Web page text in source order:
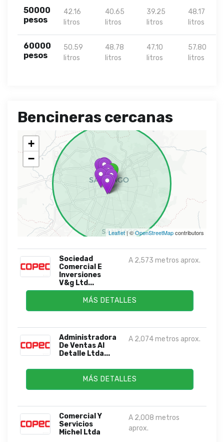
50000
pesos
42.16
litros
40.65
litros
39.25
litros
48.17
litros
60000
pesos
50.59
litros
48.78
litros
47.10
litros
57.80
litros
Bencineras cercanas
+
−
Leaflet | ©OpenStreetMapcontributors
Sociedad
Comercial E
Inversiones
V&g Ltd...
A 2,573 metros aprox.
MÁS DETALLES
Administradora
De Ventas Al
Detalle Ltda...
A 2,074 metros aprox.
MÁS DETALLES
Comercial Y
Servicios
Michel Ltda
A 2,008 metros
aprox.